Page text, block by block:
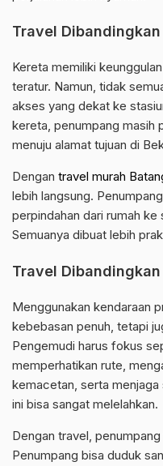
Travel
Kereta memiliki
teratur. Namun, tidak
akses yang dekat ke
kereta, penumpang masih
menuju alamat tujuan di
Dengan travel murah
lebih langsung.
perpindahan dari rumah ke
Semuanya dibuat lebih
Travel
Menggunakan kendaraan
kebebasan penuh, tetapi
Pengemudi harus fokus
memperhatikan rute,
kemacetan, serta menjaga
ini bisa sangat melelahkan.
Dengan travel,
Penumpang bisa duduk